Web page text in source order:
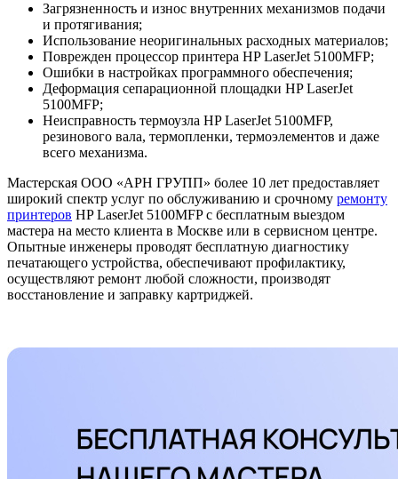
Загрязненность и износ внутренних механизмов подачи
и протягивания;
Использование неоригинальных расходных материалов;
Поврежден процессор принтера HP LaserJet 5100MFP;
Ошибки в настройках программного обеспечения;
Деформация сепарационной площадки HP LaserJet
5100MFP;
Неисправность термоузла HP LaserJet 5100MFP,
резинового вала, термопленки, термоэлементов и даже
всего механизма.
Мастерская ООО «АРН ГРУПП» более 10 лет предоставляет
широкий спектр услуг по обслуживанию и срочному ремонту
принтеров HP LaserJet 5100MFP с бесплатным выездом
мастера на место клиента в Москве или в сервисном центре.
Опытные инженеры проводят бесплатную диагностику
печатающего устройства, обеспечивают профилактику,
осуществляют ремонт любой сложности, производят
восстановление и заправку картриджей.